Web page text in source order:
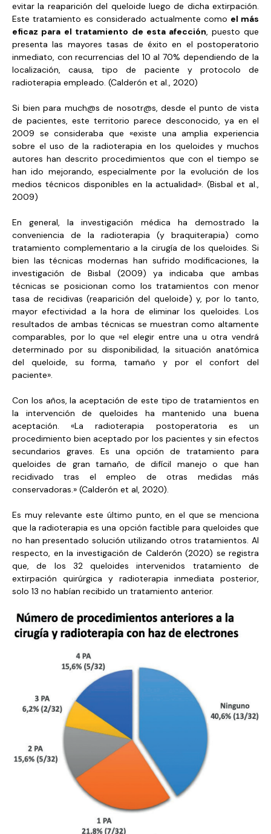
evitar la reaparición del queloide luego de dicha extirpación.
Este tratamiento es considerado actualmente como el más
eficaz para el tratamiento de esta afección, puesto que
presenta las mayores tasas de éxito en el postoperatorio
inmediato, con recurrencias del 10 al 70% dependiendo de la
localización, causa, tipo de paciente y protocolo de
radioterapia empleado. (Calderón et al., 2020)
Si bien para much@s de nosotr@s, desde el punto de vista
de pacientes, este territorio parece desconocido, ya en el
2009 se consideraba que «existe una amplia experiencia
sobre el uso de la radioterapia en los queloides y muchos
autores han descrito procedimientos que con el tiempo se
han ido mejorando, especialmente por la evolución de los
medios técnicos disponibles en la actualidad». (Bisbal et al.,
2009)
En general, la investigación médica ha demostrado la
conveniencia de la radioterapia (y braquiterapia) como
tratamiento complementario a la cirugía de los queloides. Si
bien las técnicas modernas han sufrido modificaciones, la
investigación de Bisbal (2009) ya indicaba que ambas
técnicas se posicionan como los tratamientos con menor
tasa de recidivas (reaparición del queloide) y, por lo tanto,
mayor efectividad a la hora de eliminar los queloides. Los
resultados de ambas técnicas se muestran como altamente
comparables, por lo que «el elegir entre una u otra vendrá
determinado por su disponibilidad, la situación anatómica
del queloide, su forma, tamaño y por el confort del
paciente».
Con los años, la aceptación de este tipo de tratamientos en
la intervención de queloides ha mantenido una buena
aceptación. «La radioterapia postoperatoria es un
procedimiento bien aceptado por los pacientes y sin efectos
secundarios graves. Es una opción de tratamiento para
queloides de gran tamaño, de difícil manejo o que han
recidivado tras el empleo de otras medidas más
conservadoras.» (Calderón et al, 2020).
Es muy relevante este último punto, en el que se menciona
que la radioterapia es una opción factible para queloides que
no han presentado solución utilizando otros tratamientos. Al
respecto, en la investigación de Calderón (2020) se registra
que, de los 32 queloides intervenidos tratamiento de
extirpación quirúrgica y radioterapia inmediata posterior,
solo 13 no habían recibido un tratamiento anterior.